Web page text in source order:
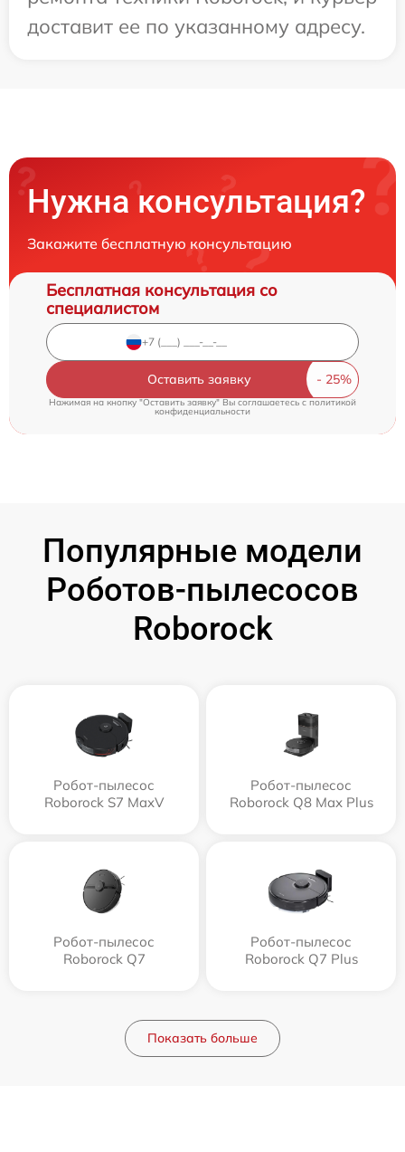
доставит ее по указанному адресу.
Нужна консультация?
Закажите бесплатную консультацию
Бесплатная консультация со
специалистом
Оставить заявку
Нажимая на кнопку "Оставить заявку" Вы соглашаетесь cполитикой
конфиденциальности
Популярные модели
Роботов-пылесосов
Roborock
Робот-пылесос
Roborock S7 MaxV
Робот-пылесос
Roborock Q8 Max Plus
Робот-пылесос
Roborock Q7
Робот-пылесос
Roborock Q7 Plus
Показать больше